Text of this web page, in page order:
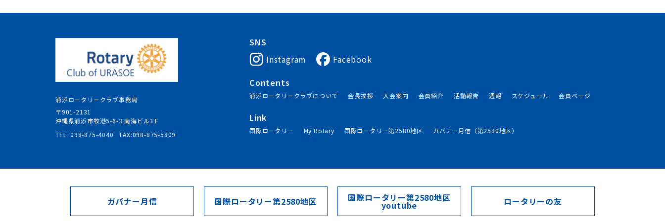
浦添ロータリークラブ事務局
〒901-2131
沖縄県浦添市牧港5-6-3 南海ビル3Ｆ
TEL: 098-875-4040 FAX:098-875-5809
SNS
Instagram
Facebook
Contents
浦添ロータリークラブについて 会長挨拶 入会案内 会員紹介 活動報告 週報 スケジュール 会員ページ
Link
国際ロータリー My Rotary 国際ロータリー第2580地区 ガバナー月信（第2580地区）
ガバナー月信 国際ロータリー第2580地区 国際ロータリー第2580地区
youtube ロータリーの友